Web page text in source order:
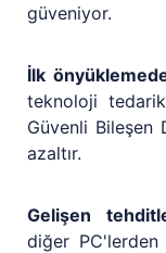
güveniyor.
İlk
teknoloji
Güvenli Bileşen
azaltır.
Gelişen
diğer